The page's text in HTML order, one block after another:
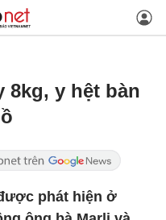
8kg, y hệt bàn
phát hiện ở